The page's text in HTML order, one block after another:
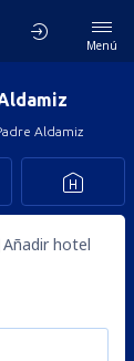
Menú
Aldamiz
Añadir hotel